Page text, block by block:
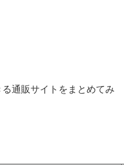
通販サイトをまとめてみ